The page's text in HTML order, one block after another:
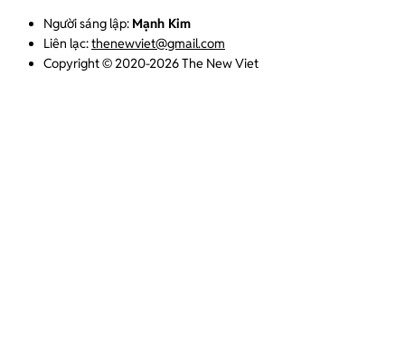
Người sáng lập: Mạnh Kim
Liên lạc:thenewviet@gmail.com
Copyright © 2020-2026 The New Viet